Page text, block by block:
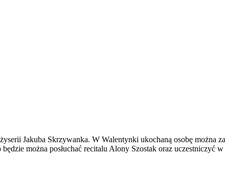
Jakuba Skrzywanka. W Walentynki ukochaną osobę można
można posłuchać recitalu Alony Szostak oraz uczestniczyć